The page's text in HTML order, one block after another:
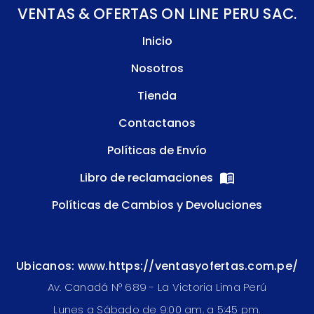
VENTAS & OFERTAS ON LINE PERU SAC.
Inicio
Nosotros
Tienda
Contactanos
Políticas de Envío
Libro de reclamaciones
Políticas de Cambios y Devoluciones
Ubicanos: www.https://ventasyofertas.com.pe/
Av. Canadá N° 689 - La Victoria Lima Perú
Lunes a Sábado de 9:00 am. a 5:45 pm.